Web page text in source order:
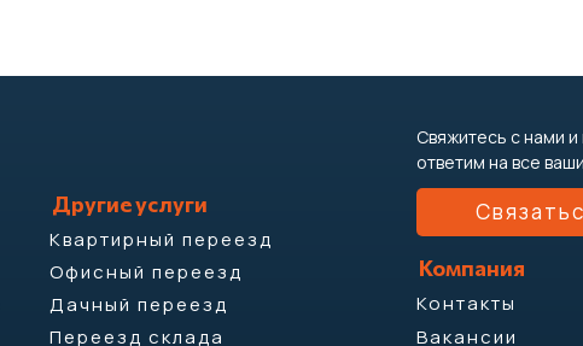
Компания
Контакты
Вакансии
Другие услуги
Квартирный переезд
Офисный переезд
Дачный переезд
Переезд склада
Свяжитесь с нами
ответим на все